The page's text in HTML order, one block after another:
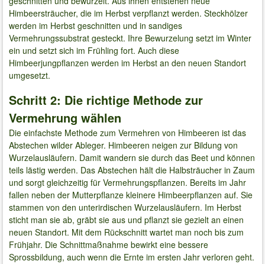
Himbeersträucher, die im Herbst verpflanzt werden. Steckhölzer
werden im Herbst geschnitten und in sandiges
Vermehrungssubstrat gesteckt. Ihre Bewurzelung setzt im Winter
ein und setzt sich im Frühling fort. Auch diese
Himbeerjungpflanzen werden im Herbst an den neuen Standort
umgesetzt.
Schritt 2: Die richtige Methode zur
Vermehrung wählen
Die einfachste Methode zum Vermehren von Himbeeren ist das
Abstechen wilder Ableger. Himbeeren neigen zur Bildung von
Wurzelausläufern. Damit wandern sie durch das Beet und können
teils lästig werden. Das Abstechen hält die Halbsträucher in Zaum
und sorgt gleichzeitig für Vermehrungspflanzen. Bereits im Jahr
fallen neben der Mutterpflanze kleinere Himbeerpflanzen auf. Sie
stammen von den unterirdischen Wurzelausläufern. Im Herbst
sticht man sie ab, gräbt sie aus und pflanzt sie gezielt an einen
neuen Standort. Mit dem Rückschnitt wartet man noch bis zum
Frühjahr. Die Schnittmaßnahme bewirkt eine bessere
Sprossbildung, auch wenn die Ernte im ersten Jahr verloren geht.